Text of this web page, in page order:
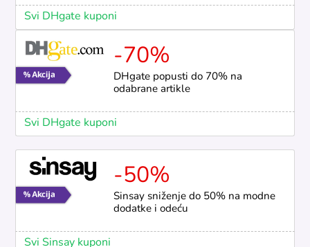
Svi DHgate kuponi
-70%
DHgate popusti do 70% na
odabrane artikle
Svi DHgate kuponi
-50%
Sinsay sniženje do 50% na modne
dodatke i odeću
Svi Sinsay kuponi